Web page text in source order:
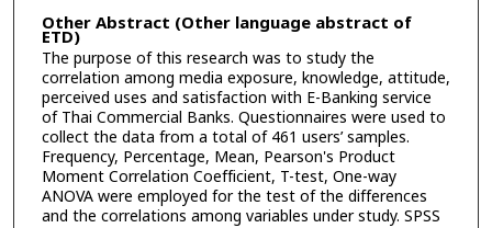
Other Abstract (Other language abstract of
ETD)
The purpose of this research was to study the
correlation among media exposure, knowledge, attitude,
perceived uses and satisfaction with E-Banking service
of Thai Commercial Banks. Questionnaires were used to
collect the data from a total of 461 users’ samples.
Frequency, Percentage, Mean, Pearson's Product
Moment Correlation Coefficient, T-test, One-way
ANOVA were employed for the test of the differences
and the correlations among variables under study. SPSS